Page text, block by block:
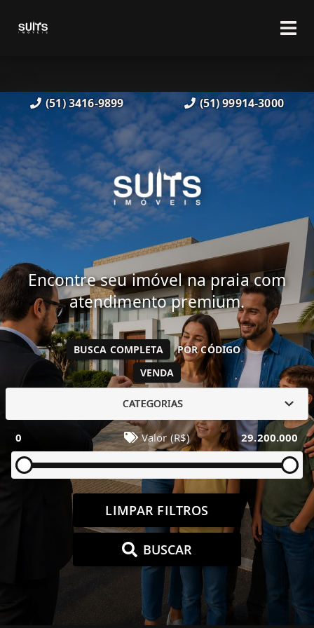
(51) 3416-9899 (51) 99914-3000
Encontre seu imóvel na praia com
atendimento premium.
VENDA
BUSCA COMPLETA POR CÓDIGO
CATEGORIAS
0 Valor (R$) 29.200.000
LIMPAR FILTROS
BUSCAR